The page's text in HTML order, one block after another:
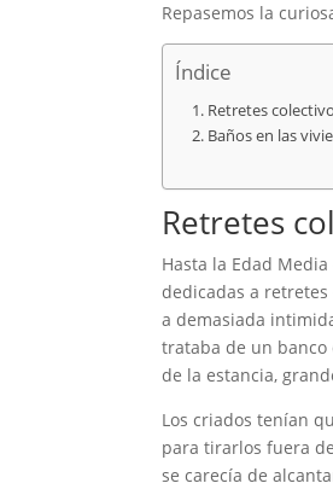
Repasemos la
Índice
Retretes
Baños en las
Retretes
Hasta la Edad
dedicadas a
a demasiada
trataba de un banco
de la estancia,
Los criados tenían
para tirarlos fuera
se carecía de